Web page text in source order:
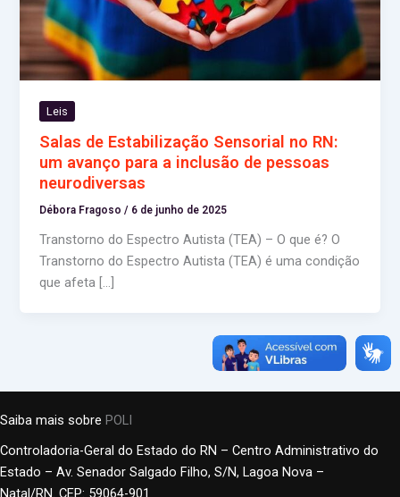
Leis
Salas de Estabilização Sensorial no RN:
um avanço para a inclusão de pessoas
neurodiversas
Débora Fragoso/ 6 de junho de 2025
Transtorno do Espectro Autista (TEA) – O que é? O
Transtorno do Espectro Autista (TEA) é uma condição
que afeta […]
Saiba mais sobre POLI
Controladoria-Geral do Estado do RN – Centro Administrativo do
Estado – Av. Senador Salgado Filho, S/N, Lagoa Nova –
Natal/RN. CEP: 59064-901